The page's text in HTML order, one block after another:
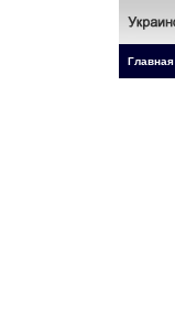
Главная